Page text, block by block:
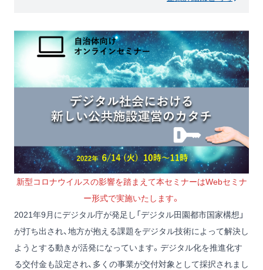
新型コロナウイルスの影響を踏まえて本セミナーはWebセミナ
ー形式で実施いたします。
2021年9月にデジタル庁が発足し「デジタル田園都市国家構想」
が打ち出され、地方が抱える課題をデジタル技術によって解決し
ようとする動きが活発になっています。デジタル化を推進化す
る交付金も設定され、多くの事業が交付対象として採択されまし